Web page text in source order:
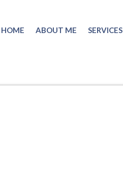
HOME ABOUT ME SERVICES